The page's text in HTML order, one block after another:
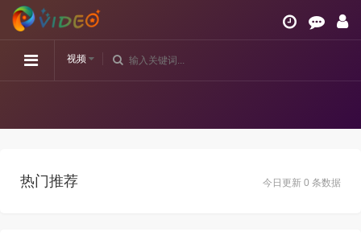
视频
今日更新 0 条数据
热门推荐